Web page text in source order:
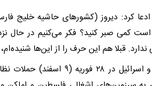
کرد: دیروز (کشورهای حاشیه خلیج
کمی صبر کنید؟ فکر می‌کنیم در حال
ندارد. قبلا هم این حرف را از این‌ها
آمریکا و اسرائیل در ۲۸